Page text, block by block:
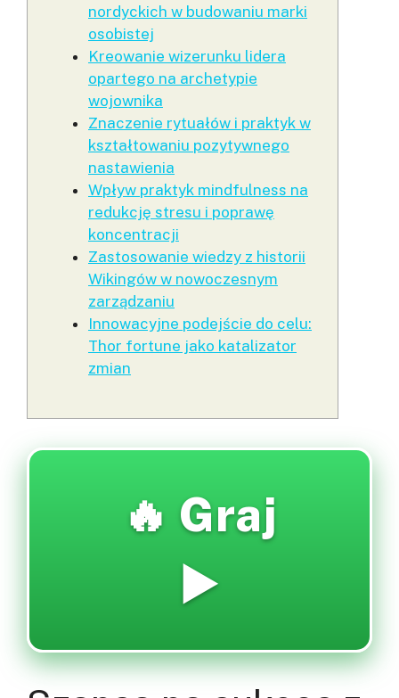
nordyckich w budowaniu marki
osobistej
Kreowanie wizerunku lidera
opartego na archetypie
wojownika
Znaczenie rytuałów i praktyk w
kształtowaniu pozytywnego
nastawienia
Wpływ praktyk mindfulness na
redukcję stresu i poprawę
koncentracji
Zastosowanie wiedzy z historii
Wikingów w nowoczesnym
zarządzaniu
Innowacyjne podejście do celu:
Thor fortune jako katalizator
zmian
🔥 Graj
▶️